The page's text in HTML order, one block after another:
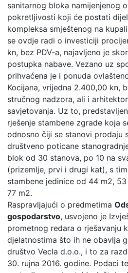
sanitarnog bloka namijenjenog
pokretljivosti koji će postati
kompleksa smještenog na
se ovdje radi o investiciji
kn, bez PDV-a, najavljeno je
postupka nabave. Vezano uz
prihvaćena je i ponuda
Kocijana, vrijedna 2.400,00 kn,
stručnog nadzora, ali i
savjetovanja. Uz to,
rješenje stambene zgrade koja
odnosno čiji se stanovi prodaju
društveno poticane
blok od 30 stanova, po 10 na
(prizemlje, prvi i drugi kat), s
stambene jedinice od 44 m2,
77 m2.
Raspravljajući o predmetima
gospodarstvo, usvojeno je
prometnog redara o rješavanju
djelatnostima što ih ne obavlja
društvo Vecla d.o.o., i to za
30. rujna 2016. godine. Podaci